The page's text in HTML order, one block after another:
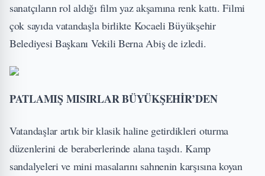
sanatçıların rol aldığı film yaz akşamına renk kattı. Filmi
çok sayıda vatandaşla birlikte Kocaeli Büyükşehir
Belediyesi Başkanı Vekili Berna Abiş de izledi.
PATLAMIŞ MISIRLAR BÜYÜKŞEHİR’DEN
Vatandaşlar artık bir klasik haline getirdikleri oturma
düzenlerini de beraberlerinde alana taşıdı. Kamp
sandalyeleri ve mini masalarını sahnenin karşısına koyan